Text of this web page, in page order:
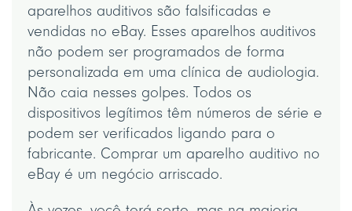
aparelhos auditivos são falsificadas e
vendidas no eBay. Esses aparelhos auditivos
não podem ser programados de forma
personalizada em uma clínica de audiologia.
Não caia nesses golpes. Todos os
dispositivos legítimos têm números de série e
podem ser verificados ligando para o
fabricante. Comprar um aparelho auditivo no
eBay é um negócio arriscado.